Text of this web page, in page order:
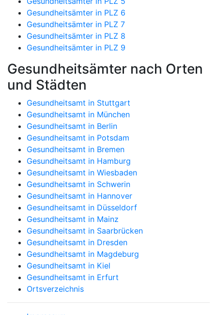
Gesundheitsämter in PLZ 6
Gesundheitsämter in PLZ 7
Gesundheitsämter in PLZ 8
Gesundheitsämter in PLZ 9
Gesundheitsämter nach Orten
und Städten
Gesundheitsamt in Stuttgart
Gesundheitsamt in München
Gesundheitsamt in Berlin
Gesundheitsamt in Potsdam
Gesundheitsamt in Bremen
Gesundheitsamt in Hamburg
Gesundheitsamt in Wiesbaden
Gesundheitsamt in Schwerin
Gesundheitsamt in Hannover
Gesundheitsamt in Düsseldorf
Gesundheitsamt in Mainz
Gesundheitsamt in Saarbrücken
Gesundheitsamt in Dresden
Gesundheitsamt in Magdeburg
Gesundheitsamt in Kiel
Gesundheitsamt in Erfurt
Ortsverzeichnis